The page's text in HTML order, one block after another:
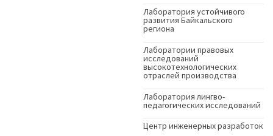
Лаборатория устойчивого
развития Байкальского
региона
Лаборатории правовых
исследований
высокотехнологических
отраслей производства
Лаборатория лингво-
педагогических исследований
Центр инженерных разработок